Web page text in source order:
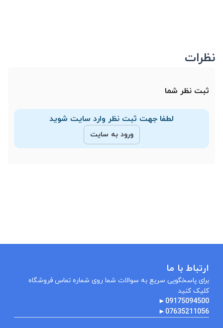
نظرات
ثبت نظر شما
لطفا جهت ثبت نظر وارد سایت شوید
ورود به سایت
ارتباط با ما
برای پاسخگویی سریع به سوالات شما روی شماره تماس فروشگاه
کلیک کنید
09175094500
►
07635211056
►